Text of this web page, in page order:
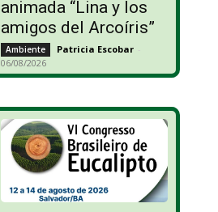
animada “Lina y los
amigos del Arcoíris”
Ambiente Patricia Escobar -
06/08/2026